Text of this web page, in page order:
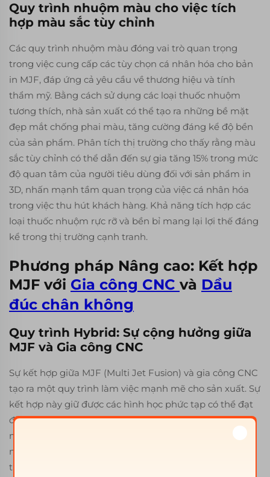
Quy trình nhuộm màu cho việc tích
hợp màu sắc tùy chỉnh
Các quy trình nhuộm màu đóng vai trò quan trọng
trong việc cung cấp các tùy chọn cá nhân hóa cho bản
in MJF, đáp ứng cả yêu cầu về thương hiệu và tính
thẩm mỹ. Bằng cách sử dụng các loại thuốc nhuộm
tương thích, nhà sản xuất có thể tạo ra những bề mặt
đẹp mắt chống phai màu, tăng cường đáng kể độ bền
của sản phẩm. Phân tích thị trường cho thấy rằng màu
sắc tùy chỉnh có thể dẫn đến sự gia tăng 15% trong mức
độ quan tâm của người tiêu dùng đối với sản phẩm in
3D, nhấn mạnh tầm quan trọng của việc cá nhân hóa
trong việc thu hút khách hàng. Khả năng tích hợp các
loại thuốc nhuộm rực rỡ và bền bỉ mang lại lợi thế đáng
kể trong thị trường cạnh tranh.
Phương pháp Nâng cao: Kết hợp
MJF với Gia công CNC và Dầu
đúc chân không
Quy trình Hybrid: Sự cộng hưởng giữa
MJF và Gia công CNC
Sự kết hợp giữa MJF (Multi Jet Fusion) và gia công CNC
tạo ra một quy trình làm việc mạnh mẽ cho sản xuất. Sự
kết hợp này giữ được các hình học phức tạp có thể đạt
được với MJF trong khi giới thiệu độ chính xác và bề
mặt hoàn thiện tốt hơn do gia công CNC cung cấp. Các
ngành công nghiệp đang ngày càng tận dụng các quy
trình làm việc lai này để phát huy thế mạnh của cả hai